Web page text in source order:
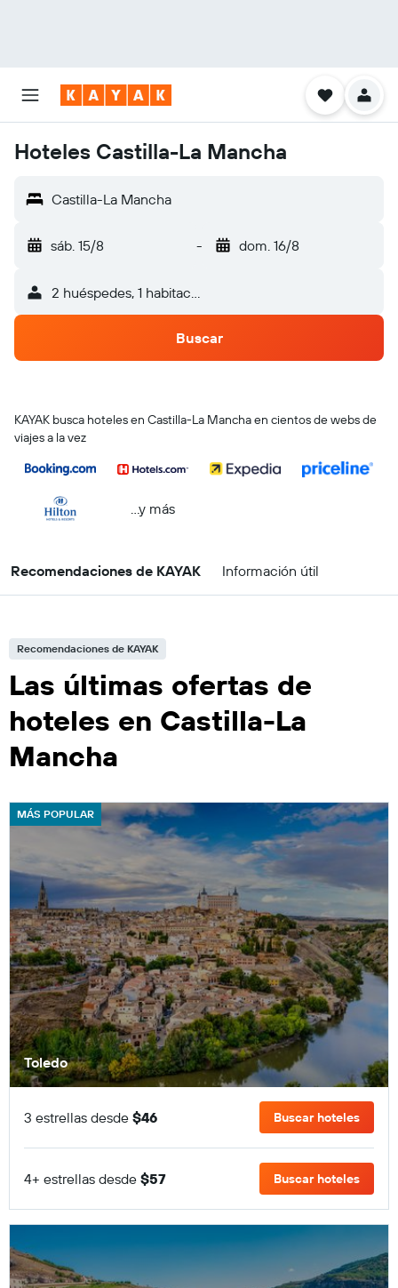
Hoteles Castilla-La Mancha
Castilla-La Mancha
sáb. 15/8 - dom. 16/8
2 huéspedes, 1 habitación
Buscar
KAYAK busca hoteles en Castilla-La Mancha en cientos de webs de
viajes a la vez
...y más
Recomendaciones de KAYAK Información útil
Recomendaciones de KAYAK
Las últimas ofertas de
hoteles en Castilla-La
Mancha
MÁS POPULAR
Toledo
3 estrellas desde $46 Buscar hoteles
4+ estrellas desde $57 Buscar hoteles